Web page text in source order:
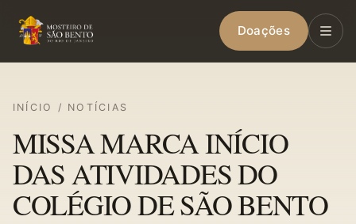
Doações
INÍCIO / NOTÍCIAS
MISSA MARCA INÍCIO
DAS ATIVIDADES DO
COLÉGIO DE SÃO BENTO